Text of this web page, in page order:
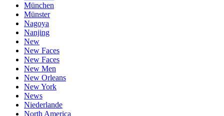
München
Münster
Nagoya
Nanjing
New
New Faces
New Faces
New Men
New Orleans
New York
News
Niederlande
North America